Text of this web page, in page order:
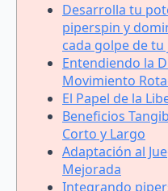
Desarrolla tu
piperspin y
cada golpe de tu
Entendiendo la
Movimiento
El Papel de la
Beneficios
Corto y Largo
Adaptación al
Mejorada
Integrando